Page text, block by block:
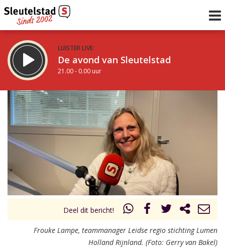
LUISTER LIVE:
De avond van Sleutelstad
21.00 - 0.00 uur
STRAKS:
De nacht van Sleutelstad
0.00 - 6.00 uur
Vorig uur
uur 1 van 0
Inklappen
Deel dit bericht!
Frouke Lampe, teammanager Leidse regio stichting Lumen
Holland Rijnland. (Foto: Gerry van Bakel)